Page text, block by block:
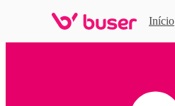
Início